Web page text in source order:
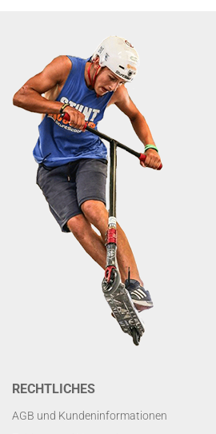
RECHTLICHES
AGB und Kundeninformationen